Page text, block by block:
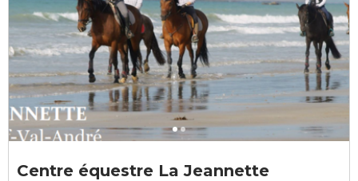
©CENTRE ÉQUESTRE LA JEANNETTE
Centre équestre La Jeannette